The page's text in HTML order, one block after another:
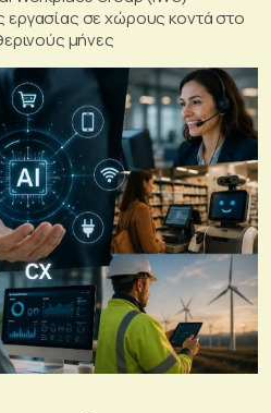
εργασίας σε χώρους κοντά στο
μήνες